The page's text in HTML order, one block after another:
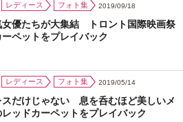
レディース フォト集 2019/09/18
女優たちが大集結 トロント国際映画祭
ペットをプレイバック
レディース フォト集 2019/05/14
スだけじゃない 息を呑むほど美しいメ
レッドカーペットをプレイバック